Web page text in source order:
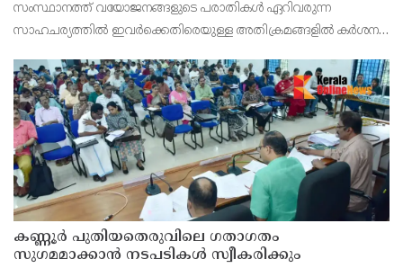
സംസ്ഥാനത്ത് വയോജനങ്ങളുടെ പരാതികൾ ഏറിവരുന്ന
സാഹചര്യത്തിൽ ഇവർക്കെതിരെയുള്ള അതിക്രമങ്ങളിൽ കർശന
കെ. സോമപ്രസാദ്.
കണ്ണൂർ പുതിയതെരുവിലെ ഗതാഗതം
സുഗമമാക്കാന്‍ നടപടികള്‍ സ്വീകരിക്കും